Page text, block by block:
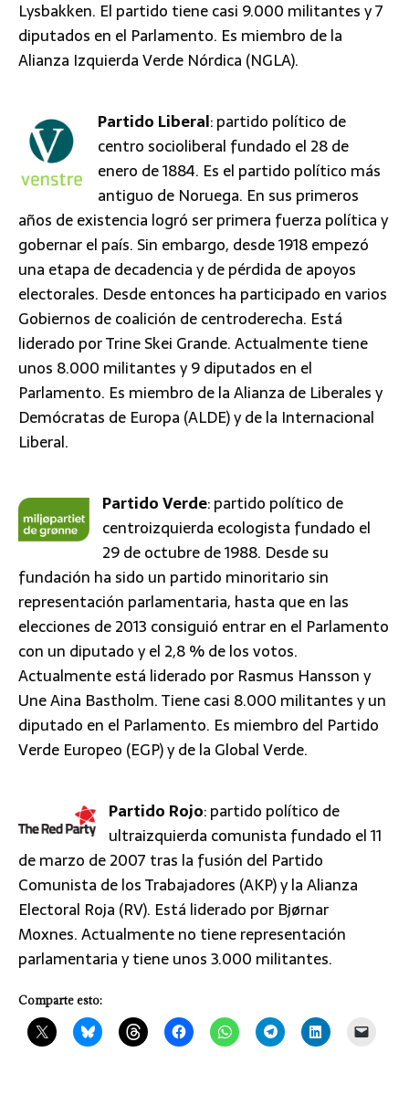
Lysbakken. El partido tiene casi 9.000 militantes y 7
diputados en el Parlamento. Es miembro de la
Alianza Izquierda Verde Nórdica (NGLA).
Partido Liberal: partido político de
centro socioliberal fundado el 28 de
enero de 1884. Es el partido político más
antiguo de Noruega. En sus primeros
años de existencia logró ser primera fuerza política y
gobernar el país. Sin embargo, desde 1918 empezó
una etapa de decadencia y de pérdida de apoyos
electorales. Desde entonces ha participado en varios
Gobiernos de coalición de centroderecha. Está
liderado por Trine Skei Grande. Actualmente tiene
unos 8.000 militantes y 9 diputados en el
Parlamento. Es miembro de la Alianza de Liberales y
Demócratas de Europa (ALDE) y de la Internacional
Liberal.
Partido Verde: partido político de
centroizquierda ecologista fundado el
29 de octubre de 1988. Desde su
fundación ha sido un partido minoritario sin
representación parlamentaria, hasta que en las
elecciones de 2013 consiguió entrar en el Parlamento
con un diputado y el 2,8 % de los votos.
Actualmente está liderado por Rasmus Hansson y
Une Aina Bastholm. Tiene casi 8.000 militantes y un
diputado en el Parlamento. Es miembro del Partido
Verde Europeo (EGP) y de la Global Verde.
Partido Rojo: partido político de
ultraizquierda comunista fundado el 11
de marzo de 2007 tras la fusión del Partido
Comunista de los Trabajadores (AKP) y la Alianza
Electoral Roja (RV). Está liderado por Bjørnar
Moxnes. Actualmente no tiene representación
parlamentaria y tiene unos 3.000 militantes.
Comparte esto: